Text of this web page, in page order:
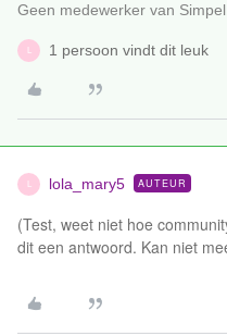
Geen medewerker van Simpel.
1 persoon vindt dit leuk
lola_mary5 AUTEUR
(Test, weet niet hoe
dit een antwoord. Kan niet